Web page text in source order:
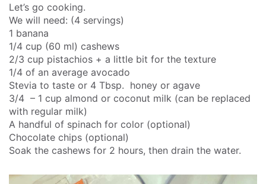
Let’s go cooking.
We will need: (4 servings)
1 banana
1/4 cup (60 ml) cashews
2/3 cup pistachios + a little bit for the texture
1/4 of an average avocado
Stevia to taste or 4 Tbsp. honey or agave
3/4 – 1 cup almond or coconut milk (can be replaced
with regular milk)
A handful of spinach for color (optional)
Chocolate chips (optional)
Soak the cashews for 2 hours, then drain the water.